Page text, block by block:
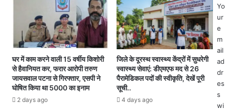
ली
शफां
घर में काम करने वाली 15 वर्षीय किशोरी
से हैवानियत कर, फरार आरोपी तरुण
जायसवाल पटना से गिरफ्तार, एसपी ने
घोषित किया था 5000 का इनाम
2 days ago
जिले के दूरस्थ स्वास्थ्य केंद्रों में सुधरेगी
स्वास्थ्य सेवाएं: डीएमएफ मद से 26
पैरामेडिकल पदों की स्वीकृति, देखें पूरी
सूची..
4 days ago
Yo
ur
e
m
ail
ad
dr
es
s
wi